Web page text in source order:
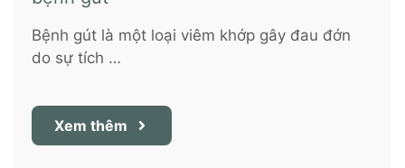
Bệnh gút là một loại viêm khớp gây đau đớn
do sự tích …
Xem thêm